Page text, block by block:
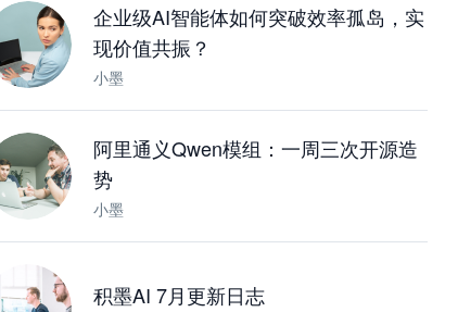
企业级AI智能体如何突破效率孤岛，实
现价值共振？
小墨
阿里通义Qwen模组：一周三次开源造
势
小墨
积墨AI 7月更新日志